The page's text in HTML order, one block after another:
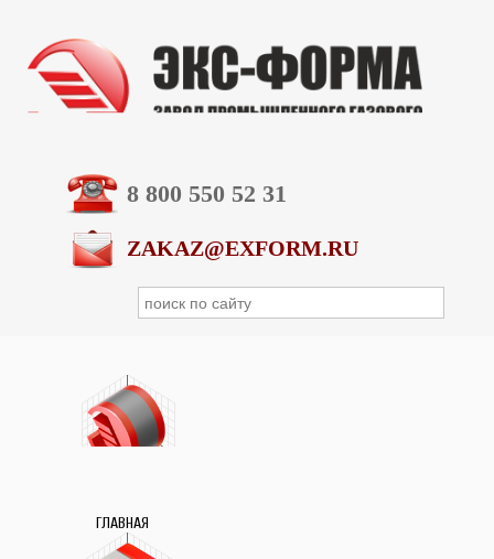
8 800 550 52 31
ZAKAZ@EXFORM.RU
ГЛАВНАЯ